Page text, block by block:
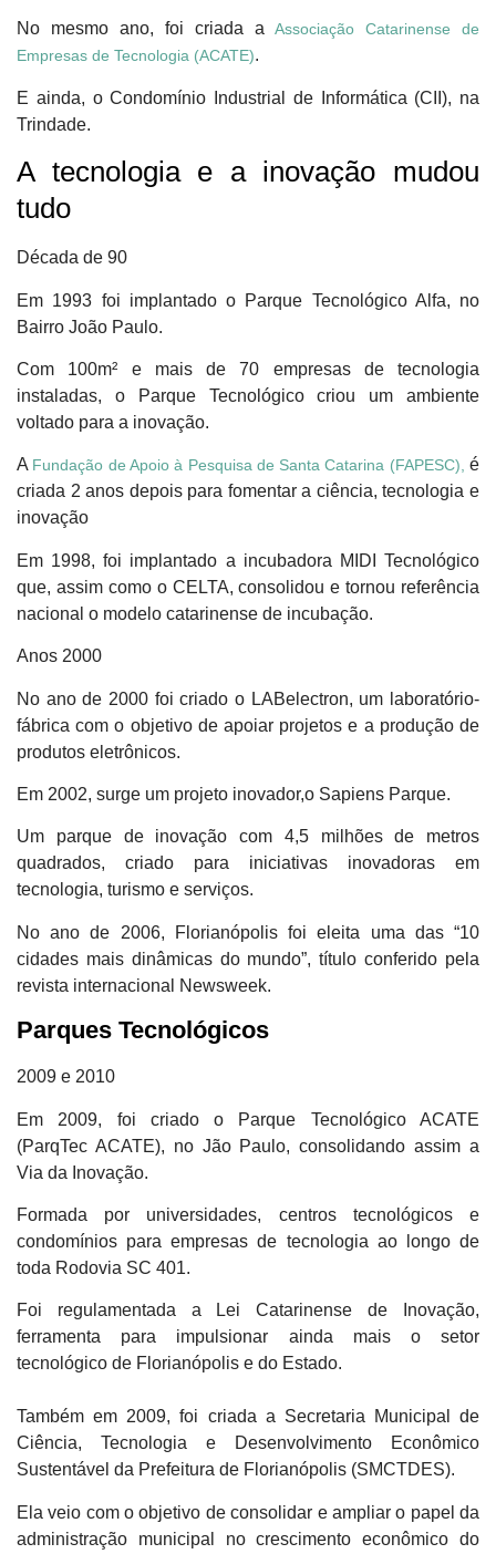
No mesmo ano, foi criada a Associação Catarinense de
Empresas de Tecnologia (ACATE).
E ainda, o Condomínio Industrial de Informática (CII), na
Trindade.
A tecnologia e a inovação mudou
tudo
Década de 90
Em 1993 foi implantado o Parque Tecnológico Alfa, no
Bairro João Paulo.
Com 100m² e mais de 70 empresas de tecnologia
instaladas, o Parque Tecnológico criou um ambiente
voltado para a inovação.
A Fundação de Apoio à Pesquisa de Santa Catarina (FAPESC), é
criada 2 anos depois para fomentar a ciência, tecnologia e
inovação
Em 1998, foi implantado a incubadora MIDI Tecnológico
que, assim como o CELTA, consolidou e tornou referência
nacional o modelo catarinense de incubação.
Anos 2000
No ano de 2000 foi criado o LABelectron, um laboratório-
fábrica com o objetivo de apoiar projetos e a produção de
produtos eletrônicos.
Em 2002, surge um projeto inovador,o Sapiens Parque.
Um parque de inovação com 4,5 milhões de metros
quadrados, criado para iniciativas inovadoras em
tecnologia, turismo e serviços.
No ano de 2006, Florianópolis foi eleita uma das “10
cidades mais dinâmicas do mundo”, título conferido pela
revista internacional Newsweek.
Parques Tecnológicos
2009 e 2010
Em 2009, foi criado o Parque Tecnológico ACATE
(ParqTec ACATE), no Jão Paulo, consolidando assim a
Via da Inovação.
Formada por universidades, centros tecnológicos e
condomínios para empresas de tecnologia ao longo de
toda Rodovia SC 401.
Foi regulamentada a Lei Catarinense de Inovação,
ferramenta para impulsionar ainda mais o setor
tecnológico de Florianópolis e do Estado.
Também em 2009, foi criada a Secretaria Municipal de
Ciência, Tecnologia e Desenvolvimento Econômico
Sustentável da Prefeitura de Florianópolis (SMCTDES).
Ela veio com o objetivo de consolidar e ampliar o papel da
administração municipal no crescimento econômico do